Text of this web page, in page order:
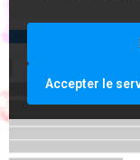
Accepter le